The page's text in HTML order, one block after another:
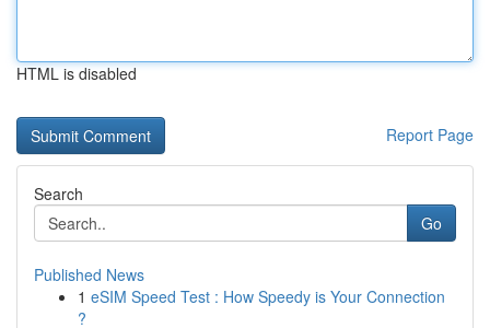
HTML is disabled
Report Page
Search
Go
Published News
1 eSIM Speed Test : How Speedy is Your Connection
?